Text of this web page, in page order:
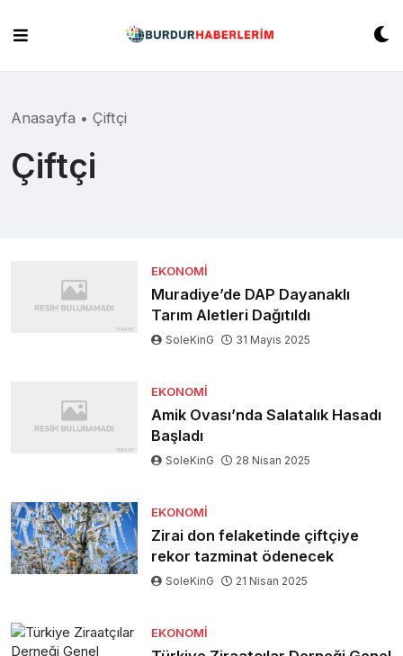
content
Anasayfa • Çiftçi
Çiftçi
EKONOMI
Muradiye’de DAP Dayanaklı
Tarım Aletleri Dağıtıldı
SoleKinG 31 Mayıs 2025
EKONOMI
Amik Ovası’nda Salatalık Hasadı
Başladı
SoleKinG 28 Nisan 2025
EKONOMI
Zirai don felaketinde çiftçiye
rekor tazminat ödenecek
SoleKinG 21 Nisan 2025
EKONOMI